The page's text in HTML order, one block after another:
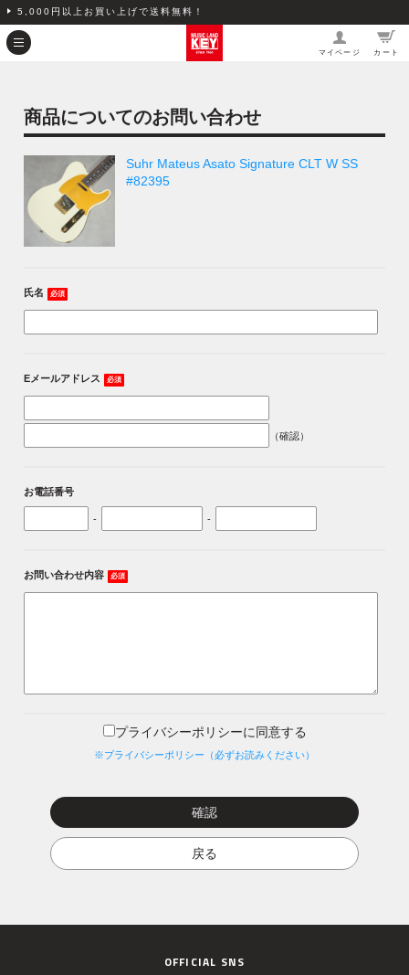
5,000円以上お買い上げで送料無料！
マイページ カート
商品についてのお問い合わせ
Suhr Mateus Asato Signature CLT W SS
#82395
氏名 必須
Eメールアドレス 必須
（確認）
お電話番号
- -
お問い合わせ内容 必須
プライバシーポリシーに同意する
※プライバシーポリシー（必ずお読みください）
OFFICIAL SNS